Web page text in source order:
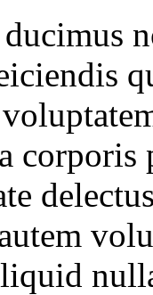
corporis